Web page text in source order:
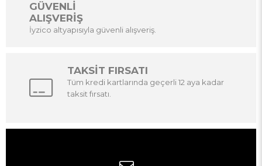
GÜVENLİ
ALIŞVERİŞ
İyzico altyapısıyla güvenli alışveriş.
TAKSİT FIRSATI
Tüm kredi kartlarında geçerli 12 aya kadar
taksit fırsatı.